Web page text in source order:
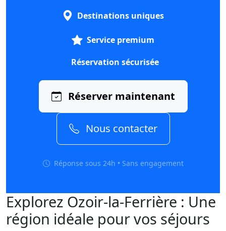
Destinations uniques
Service premium
Réservation sécurisée
Réserver maintenant
Nous contacter
Réponse sous 24h • Sans engagement
Explorez Ozoir-la-Ferrière : Une
région idéale pour vos séjours